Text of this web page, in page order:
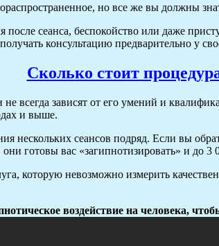
но все же вы должны
сеанса, беспокойство или даже
консультацию предварительно у
Сколько стоит
всегда зависят от его умений и
и выше.
нескольких сеансов подряд. Если вы
готовы вас «загипнотизировать» и до 3
которую невозможно измерить
воздействие на человека,